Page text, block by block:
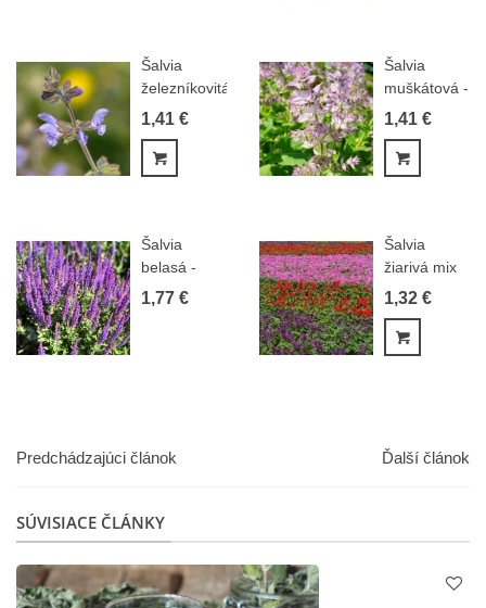
Šalvia
železníkovitá
- Salvia...
1,41 €
Pridať do košíka
Šalvia
muškátová -
Salvia
1,41 €
Šalvia
belasá -
Blue Queen
1,77 €
Šalvia
žiarivá mix
farieb -
1,32 €
Predchádzajúci článok Ďalší článok
SÚVISIACE ČLÁNKY